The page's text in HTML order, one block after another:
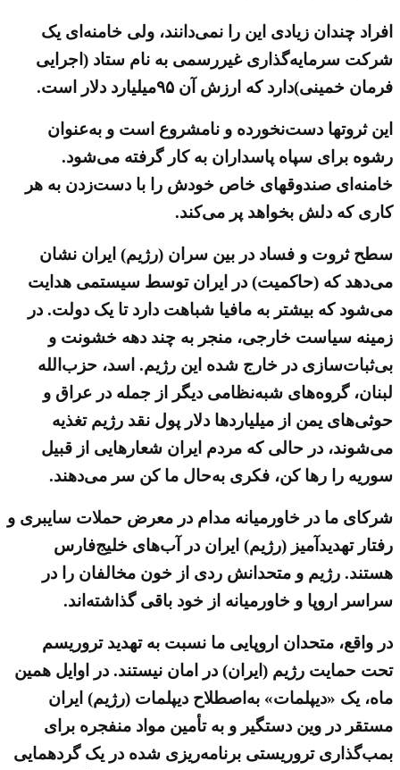
افراد چندان زیادی این را نمی‌دانند، ولی خامنه‌ای یک
شرکت سرمایه‌گذاری غیررسمی به نام ستاد (اجرایی
فرمان خمینی)دارد که ارزش آن ۹۵میلیارد دلار است.
این ثروتها دست‌نخورده و نامشروع است و به‌عنوان
رشوه برای سپاه پاسداران به کار گرفته می‌شود.
خامنه‌ای صندوقهای خاص خودش را با دست‌زدن به هر
کاری که دلش بخواهد پر می‌کند.
سطح ثروت و فساد در بین سران (رژیم) ایران نشان
می‌دهد که (حاکمیت) در ایران توسط سیستمی هدایت
می‌شود که بیشتر به مافیا شباهت دارد تا یک دولت. در
زمینه سیاست خارجی، منجر به چند دهه خشونت و
بی‌ثبات‌سازی در خارج شده این رژیم. اسد،‌ حزب‌الله
لبنان، گروه‌های شبه‌نظامی دیگر از جمله در عراق و
حوثی‌های یمن از میلیاردها دلار پول نقد رژیم تغذیه
می‌شوند، در حالی که مردم ایران شعارهایی از قبیل
سوریه را رها کن،‌ فکری به‌حال ما کن سر می‌دهند.
شرکای ما در خاورمیانه مدام در معرض حملات سایبری و
رفتار تهدیدآمیز (رژیم) ایران در آب‌های خلیج‌فارس
هستند. رژیم و متحدانش ردی از خون مخالفان را در
سراسر اروپا و خاورمیانه از خود باقی گذاشته‌اند.
در واقع، متحدان اروپایی ما نسبت به تهدید تروریسم
تحت حمایت رژیم (ایران) در امان نیستند. در اوایل همین
ماه، یک «دیپلمات» به‌اصطلاح دیپلمات (رژیم) ایران
مستقر در وین دستگیر و به تأمین مواد منفجره برای
بمب‌گذاری تروریستی برنامه‌ریزی‌ شده در یک گردهمایی